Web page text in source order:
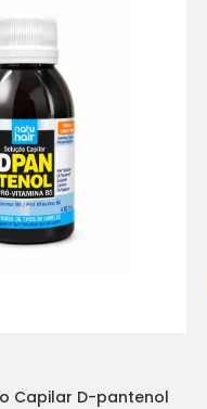
Capilar D-pantenol